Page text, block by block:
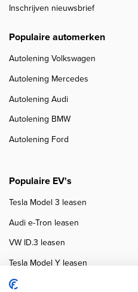
Inschrijven nieuwsbrief
Populaire automerken
Autolening Volkswagen
Autolening Mercedes
Autolening Audi
Autolening BMW
Autolening Ford
Populaire EV's
Tesla Model 3 leasen
Audi e-Tron leasen
VW ID.3 leasen
Tesla Model Y leasen
VW ID.4 leasen